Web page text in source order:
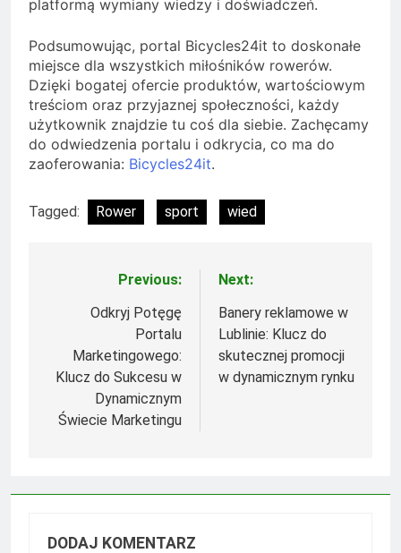
platformą wymiany wiedzy i doświadczeń.
Podsumowując, portal Bicycles24it to doskonałe
miejsce dla wszystkich miłośników rowerów.
Dzięki bogatej ofercie produktów, wartościowym
treściom oraz przyjaznej społeczności, każdy
użytkownik znajdzie tu coś dla siebie. Zachęcamy
do odwiedzenia portalu i odkrycia, co ma do
zaoferowania: Bicycles24it.
Tagged: Rower sport wied
Nawigacja
wpisu
Previous:
Odkryj Potęgę
Portalu
Marketingowego:
Klucz do Sukcesu w
Dynamicznym
Świecie Marketingu
Next:
Banery reklamowe w
Lublinie: Klucz do
skutecznej promocji
w dynamicznym rynku
DODAJ KOMENTARZ